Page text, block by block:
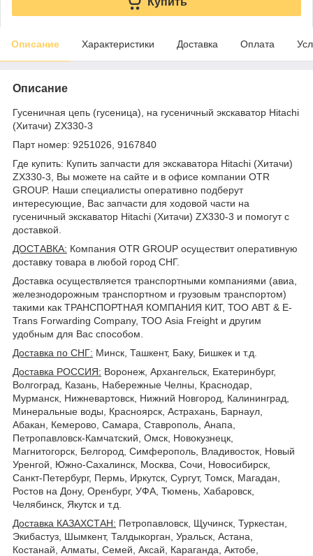
Описание Характеристики Доставка Оплата
Описание
Гусеничная цепь (гусеница), на гусеничный экскаватор Hitachi
(Хитачи) ZX330-3
Парт номер: 9251026, 9167840
Где купить: Купить запчасти для экскаватора Hitachi (Хитачи)
ZX330-3, Вы можете на сайте и в офисе компании OTR
GROUP. Наши специалисты оперативно подберут
интересующие, Вас запчасти для ходовой части на
гусеничный экскаватор Hitachi (Хитачи) ZX330-3 и помогут с
доставкой.
ДОСТАВКА: Компания OTR GROUP осуществит оперативную
доставку товара в любой город СНГ.
Доставка осуществляется транспортными компаниями (авиа,
железнодорожным транспортном и грузовым транспортом)
такими как ТРАНСПОРТНАЯ КОМПАНИЯ КИТ, ТОО ABT & E-
Trans Forwarding Company, ТОО Asia Freight и другим
удобным для Вас способом.
Доставка по СНГ: Минск, Ташкент, Баку, Бишкек и т.д.
Доставка РОССИЯ: Воронеж, Архангельск, Екатеринбург,
Волгоград, Казань, Набережные Челны, Краснодар,
Мурманск, Нижневартовск, Нижний Новгород, Калининград,
Минеральные воды, Красноярск, Астрахань, Барнаул,
Абакан, Кемерово, Самара, Ставрополь, Анапа,
Петропавловск-Камчатский, Омск, Новокузнецк,
Магнитогорск, Белгород, Симферополь, Владивосток, Новый
Уренгой, Южно-Сахалинск, Москва, Сочи, Новосибирск,
Санкт-Петербург, Пермь, Иркутск, Сургут, Томск, Магадан,
Ростов на Дону, Оренбург, УФА, Тюмень, Хабаровск,
Челябинск, Якутск и т.д.
Доставка КАЗАХСТАН: Петропавловск, Щучинск, Туркестан,
Экибастуз, Шымкент, Талдыкорган, Уральск, Астана,
Костанай, Алматы, Семей, Аксай, Караганда, Актобе,